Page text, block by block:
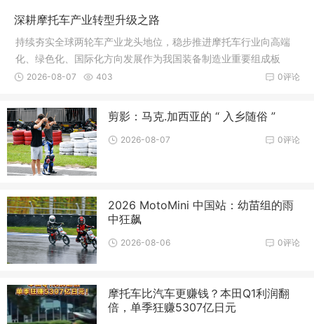
深耕摩托车产业转型升级之路
持续夯实全球两轮车产业龙头地位，稳步推进摩托车行业向高端
化、绿色化、国际化方向发展作为我国装备制造业重要组成板
块，中国摩
0评论
2026-08-07 403
剪影：马克.加西亚的 “ 入乡随俗 ”
0评论
2026-08-07
2026 MotoMini 中国站：幼苗组的雨
中狂飙
0评论
2026-08-06
摩托车比汽车更赚钱？本田Q1利润翻
倍，单季狂赚5307亿日元